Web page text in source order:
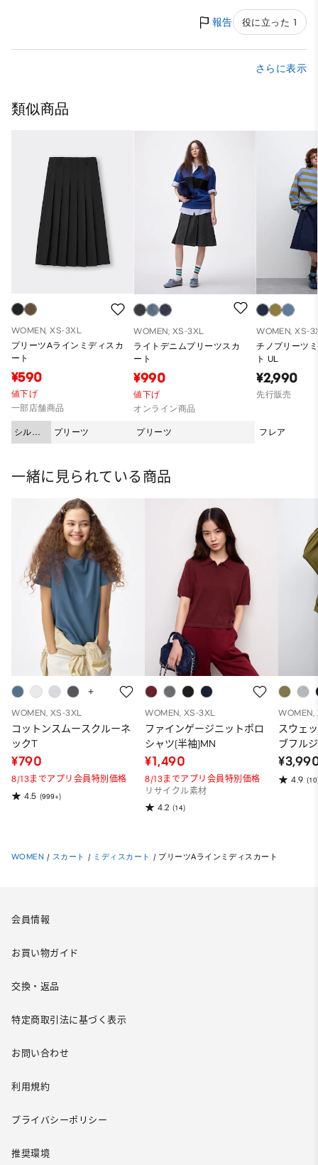
報告 役に立った 1
さらに表示
類似商品
WOMEN, XS-3XL
プリーツAラインミディスカ
ート
¥590
値下げ
一部店舗商品
シルエ
ット
プリーツ
WOMEN, XS-3XL
ライトデニムプリーツスカ
ート
¥990
値下げ
オンライン商品
プリーツ
WOMEN, XS-
チノプリーツ
ト UL
¥2,990
先行販売
フレア
一緒に見られている商品
WOMEN, XS-3XL
コットンスムースクルーネ
ックT
¥790
8/13までアプリ会員特別価格
4.5 (999+)
WOMEN, XS-3XL
ファインゲージニットポロ
シャツ(半袖)MN
¥1,490
8/13までアプリ会員特別価格
リサイクル素材
4.2 (14)
WOMEN,
スウェ
ブフル
ーパー
ット）
4.9
WOMEN / スカート / ミディスカート / プリーツAラインミディスカート
会員情報
お買い物ガイド
交換・返品
特定商取引法に基づく表示
お問い合わせ
利用規約
プライバシーポリシー
推奨環境